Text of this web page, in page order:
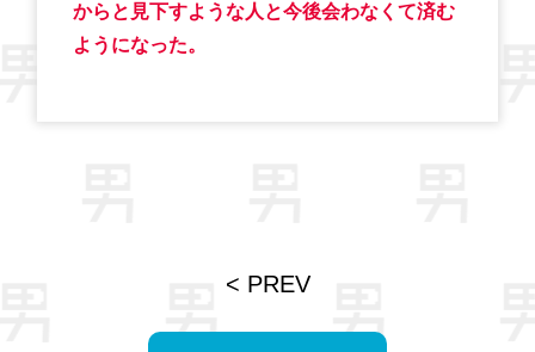
からと見下すような人と今後会わなくて済む
ようになった。
< PREV